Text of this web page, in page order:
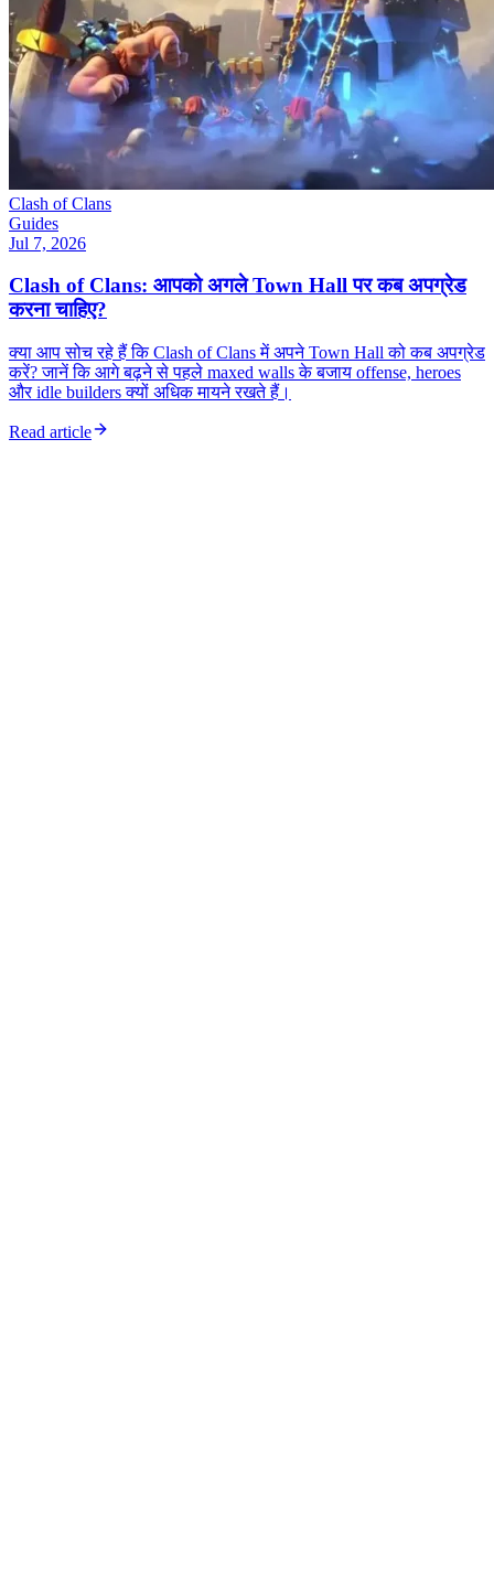
Clash of Clans
Guides
Jul 7, 2026
Clash of Clans: आपको अगले Town Hall पर कब अपग्रेड
करना चाहिए?
क्या आप सोच रहे हैं कि Clash of Clans में अपने Town Hall को कब अपग्रेड
करें? जानें कि आगे बढ़ने से पहले maxed walls के बजाय offense, heroes
और idle builders क्यों अधिक मायने रखते हैं।
Read article